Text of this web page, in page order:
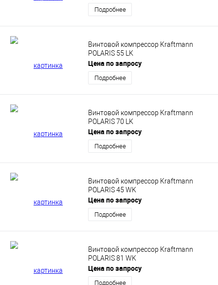
Подробнее
Винтовой компрессор Kraftmann
POLARIS 55 LK
Цена по запросу
Подробнее
Винтовой компрессор Kraftmann
POLARIS 70 LK
Цена по запросу
Подробнее
Винтовой компрессор Kraftmann
POLARIS 45 WK
Цена по запросу
Подробнее
Винтовой компрессор Kraftmann
POLARIS 81 WK
Цена по запросу
Подробнее